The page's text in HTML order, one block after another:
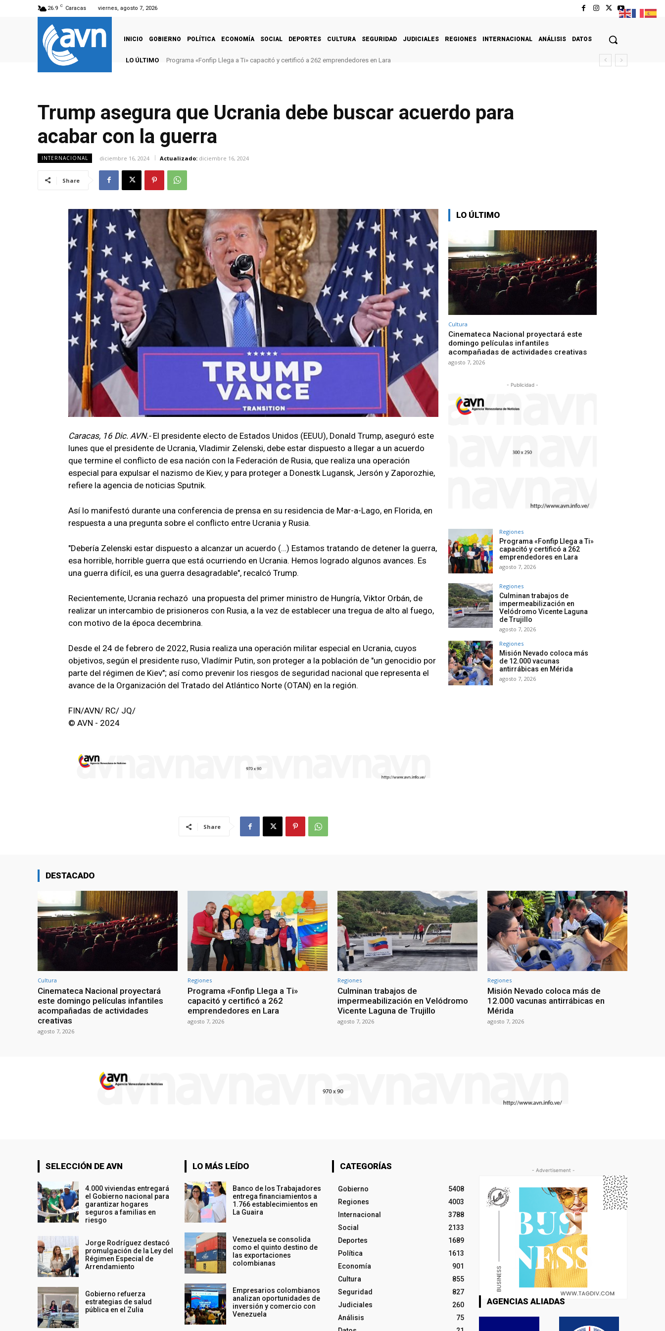
26.9 C Caracas viernes, agosto 7, 2026
INICIO GOBIERNO POLÍTICA ECONOMÍA SOCIAL DEPORTES CULTURA SEGURIDAD JUDICIALES REGIONES INTERNACIONAL ANÁLISIS DATOS
LO ÚLTIMO Programa «Fonfip Llega a Ti» capacitó y certificó a 262 emprendedores en Lara
Trump asegura que Ucrania debe buscar acuerdo para
acabar con la guerra
INTERNACIONAL diciembre 16, 2024 Actualizado: diciembre 16, 2024
Share
Caracas, 16 Dic. AVN.- El presidente electo de Estados Unidos (EEUU), Donald Trump, aseguró este
lunes que el presidente de Ucrania, Vladimir Zelenski, debe estar dispuesto a llegar a un acuerdo
que termine el conflicto de esa nación con la Federación de Rusia, que realiza una operación
especial para expulsar el nazismo de Kiev, y para proteger a Donestk Lugansk, Jersón y Zaporozhie,
refiere la agencia de noticias Sputnik.
Así lo manifestó durante una conferencia de prensa en su residencia de Mar-a-Lago, en Florida, en
respuesta a una pregunta sobre el conflicto entre Ucrania y Rusia.
"Debería Zelenski estar dispuesto a alcanzar un acuerdo (…) Estamos tratando de detener la guerra,
esa horrible, horrible guerra que está ocurriendo en Ucrania. Hemos logrado algunos avances. Es
una guerra difícil, es una guerra desagradable", recalcó Trump.
Recientemente, Ucrania rechazó una propuesta del primer ministro de Hungría, Viktor Orbán, de
realizar un intercambio de prisioneros con Rusia, a la vez de establecer una tregua de alto al fuego,
con motivo de la época decembrina.
Desde el 24 de febrero de 2022, Rusia realiza una operación militar especial en Ucrania, cuyos
objetivos, según el presidente ruso, Vladímir Putin, son proteger a la población de "un genocidio por
parte del régimen de Kiev"; así como prevenir los riesgos de seguridad nacional que representa el
avance de la Organización del Tratado del Atlántico Norte (OTAN) en la región.
FIN/AVN/ RC/ JQ/
© AVN - 2024
Share
LO ÚLTIMO
Cultura
Cinemateca Nacional proyectará este
domingo películas infantiles
acompañadas de actividades creativas
agosto 7, 2026
- Publicidad -
Regiones
Programa «Fonfip Llega a Ti»
capacitó y certificó a 262
emprendedores en Lara
agosto 7, 2026
Regiones
Culminan trabajos de
impermeabilización en
Velódromo Vicente Laguna
de Trujillo
agosto 7, 2026
Regiones
Misión Nevado coloca más
de 12.000 vacunas
antirrábicas en Mérida
agosto 7, 2026
DESTACADO
Cultura
Cinemateca Nacional proyectará
este domingo películas infantiles
acompañadas de actividades
creativas
agosto 7, 2026
Regiones
Programa «Fonfip Llega a Ti»
capacitó y certificó a 262
emprendedores en Lara
agosto 7, 2026
Regiones
Culminan trabajos de
impermeabilización en Velódromo
Vicente Laguna de Trujillo
agosto 7, 2026
Regiones
Misión Nevado coloca más de
12.000 vacunas antirrábicas en
Mérida
agosto 7, 2026
SELECCIÓN DE AVN
4.000 viviendas entregará
el Gobierno nacional para
garantizar hogares
seguros a familias en
riesgo
Jorge Rodríguez destacó
promulgación de la Ley del
Régimen Especial de
Arrendamiento
Gobierno refuerza
estrategias de salud
pública en el Zulia
LO MÁS LEÍDO
Banco de los Trabajadores
entrega financiamientos a
1.766 establecimientos en
La Guaira
Venezuela se consolida
como el quinto destino de
las exportaciones
colombianas
Empresarios colombianos
analizan oportunidades de
inversión y comercio con
Venezuela
CATEGORÍAS
Gobierno
5408
Regiones
4003
Internacional
3788
Social
2133
Deportes
1689
Política
1613
Economía
901
Cultura
855
Seguridad
827
Judiciales
260
Análisis
75
- Advertisement -
AGENCIAS ALIADAS